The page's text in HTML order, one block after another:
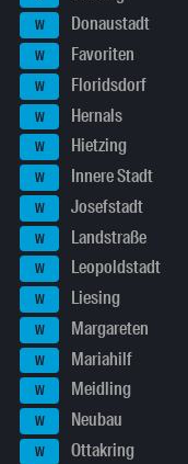
W Donaustadt
W Favoriten
W Floridsdorf
W Hernals
W Hietzing
W Innere Stadt
W Josefstadt
W Landstraße
W Leopoldstadt
W Liesing
W Margareten
W Mariahilf
W Meidling
W Neubau
W Ottakring